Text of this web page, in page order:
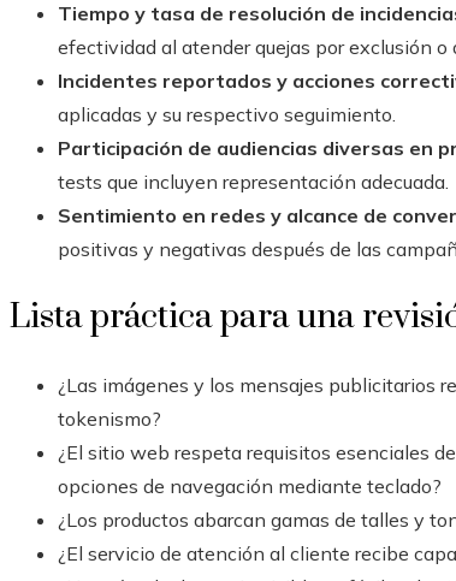
Tiempo y tasa de resolución de
efectividad al atender quejas por exclusión o
Incidentes reportados y acciones
aplicadas y su respectivo seguimiento.
Participación de audiencias diversas en
tests que incluyen representación adecuada.
Sentimiento en redes y alcance de
positivas y negativas después de las
Lista práctica para una
¿Las imágenes y los mensajes publicitarios
tokenismo?
¿El sitio web respeta requisitos esenciales
opciones de navegación mediante teclado?
¿Los productos abarcan gamas de talles y
¿El servicio de atención al cliente recibe